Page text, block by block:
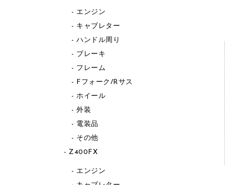
エンジン
キャブレター
ハンドル周り
ブレーキ
フレーム
Fフォーク/Rサス
ホイール
外装
電装品
その他
Z400FX
エンジン